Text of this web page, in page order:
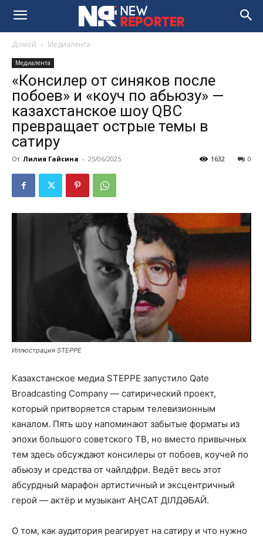
Домой Медиалента
Медиалента
«Консилер от синяков после
побоев» и «коуч по абьюзу» —
казахстанское шоу QBC
превращает острые темы в
сатиру
От Лилия Гайсина - 25/06/2025 0
1632
Иллюстрация STEPPE
Казахстанское медиа STEPPE запустило Qate
Broadcasting Company — сатирический проект,
который притворяется старым телевизионным
каналом. Пять шоу напоминают забытые форматы из
эпохи большого советского ТВ, но вместо привычных
тем здесь обсуждают консилеры от побоев, коучей по
абьюзу и средства от чайлдфри. Ведёт весь этот
абсурдный марафон артистичный и эксцентричный
герой — актёр и музыкант АҢСАТ ДІЛДӘБАЙ.
О том, как аудитория реагирует на сатиру и что нужно